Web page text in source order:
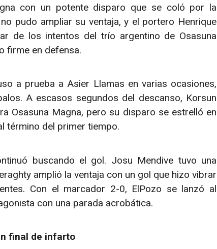
con un potente disparo que se coló por la
pudo ampliar su ventaja, y el portero Henrique
de los intentos del trío argentino de Osasuna
firme en defensa.
a prueba a Asier Llamas en varias ocasiones,
A escasos segundos del descanso, Korsun
Osasuna Magna, pero su disparo se estrelló en
término del primer tiempo.
buscando el gol. Josu Mendive tuvo una
amplió la ventaja con un gol que hizo vibrar
Con el marcador 2-0, ElPozo se lanzó al
con una parada acrobática.
final de infarto